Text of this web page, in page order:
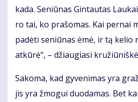
ka­da. Se­niū­nas Gin­tau­tas
ro tai, ko pra­šo­mas. Kai per­nai
pa­dė­ti se­niū­nas ėmė, ir tą ke­lio
at­kū­rė“, – džiau­gia­si
Sa­ko­ma, kad gy­ve­ni­mas yra
jis yra žmo­gui duo­da­mas. Bet